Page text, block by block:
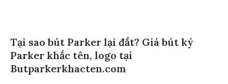
Tại sao bút Parker lại đắt? Giá bút ký
Parker khắc tên, logo tại
Butparkerkhacten.com